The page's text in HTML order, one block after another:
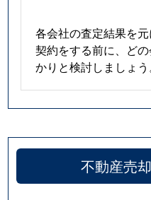
各会社の査定結果を元
契約をする前に、ど
かりと検討しましょう
不動産売